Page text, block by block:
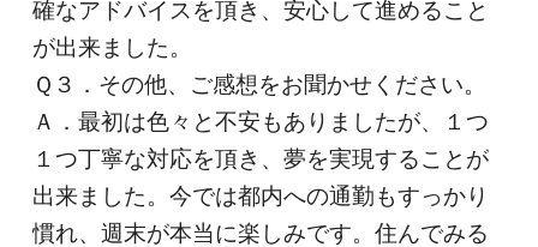
確なアドバイスを頂き、安心して進めること
が出来ました。
Ｑ３．その他、ご感想をお聞かせください。
Ａ．最初は色々と不安もありましたが、１つ
１つ丁寧な対応を頂き、夢を実現することが
出来ました。今では都内への通勤もすっかり
慣れ、週末が本当に楽しみです。住んでみる